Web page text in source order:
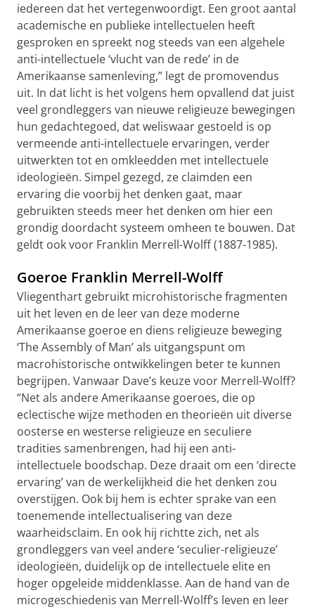
iedereen dat het vertegenwoordigt. Een groot aantal
academische en publieke intellectuelen heeft
gesproken en spreekt nog steeds van een algehele
anti-intellectuele ‘vlucht van de rede’ in de
Amerikaanse samenleving,” legt de promovendus
uit. In dat licht is het volgens hem opvallend dat juist
veel grondleggers van nieuwe religieuze bewegingen
hun gedachtegoed, dat weliswaar gestoeld is op
vermeende anti-intellectuele ervaringen, verder
uitwerkten tot en omkleedden met intellectuele
ideologieën. Simpel gezegd, ze claimden een
ervaring die voorbij het denken gaat, maar
gebruikten steeds meer het denken om hier een
grondig doordacht systeem omheen te bouwen. Dat
geldt ook voor Franklin Merrell-Wolff (1887-1985).
Goeroe Franklin Merrell-Wolff
Vliegenthart gebruikt microhistorische fragmenten
uit het leven en de leer van deze moderne
Amerikaanse goeroe en diens religieuze beweging
‘The Assembly of Man’ als uitgangspunt om
macrohistorische ontwikkelingen beter te kunnen
begrijpen. Vanwaar Dave’s keuze voor Merrell-Wolff?
“Net als andere Amerikaanse goeroes, die op
eclectische wijze methoden en theorieën uit diverse
oosterse en westerse religieuze en seculiere
tradities samenbrengen, had hij een anti-
intellectuele boodschap. Deze draait om een ‘directe
ervaring’ van de werkelijkheid die het denken zou
overstijgen. Ook bij hem is echter sprake van een
toenemende intellectualisering van deze
waarheidsclaim. En ook hij richtte zich, net als
grondleggers van veel andere ‘seculier-religieuze’
ideologieën, duidelijk op de intellectuele elite en
hoger opgeleide middenklasse. Aan de hand van de
microgeschiedenis van Merrell-Wolff’s leven en leer